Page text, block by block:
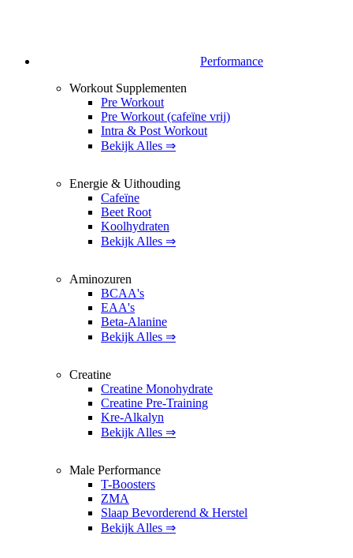
Performance
Workout Supplementen
Pre Workout
Pre Workout (cafeïne vrij)
Intra & Post Workout
Bekijk Alles ⇒
Energie & Uithouding
Cafeïne
Beet Root
Koolhydraten
Bekijk Alles ⇒
Aminozuren
BCAA's
EAA's
Beta-Alanine
Bekijk Alles ⇒
Creatine
Creatine Monohydrate
Creatine Pre-Training
Kre-Alkalyn
Bekijk Alles ⇒
Male Performance
T-Boosters
ZMA
Slaap Bevorderend & Herstel
Bekijk Alles ⇒